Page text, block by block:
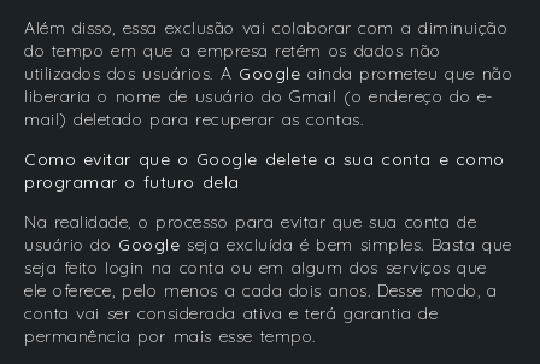
Além disso, essa exclusão vai colaborar com a diminuição
do tempo em que a empresa retém os dados não
utilizados dos usuários. A Google ainda prometeu que não
liberaria o nome de usuário do Gmail (o endereço do e-
mail) deletado para recuperar as contas.
Como evitar que o Google delete a sua conta e como
programar o futuro dela
Na realidade, o processo para evitar que sua conta de
usuário do Google seja excluída é bem simples. Basta que
seja feito login na conta ou em algum dos serviços que
ele oferece, pelo menos a cada dois anos. Desse modo, a
conta vai ser considerada ativa e terá garantia de
permanência por mais esse tempo.